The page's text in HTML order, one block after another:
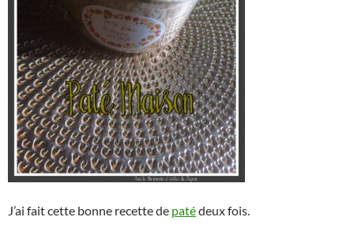
J’ai fait cette bonne recette de patédeux fois.